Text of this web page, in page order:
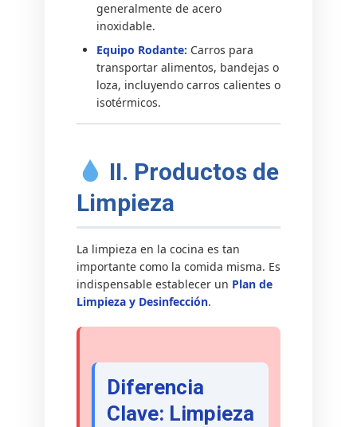
generalmente de acero
inoxidable.
Equipo Rodante: Carros para
transportar alimentos, bandejas o
loza, incluyendo carros calientes o
isotérmicos.
II. Productos de
Limpieza
La limpieza en la cocina es tan
importante como la comida misma. Es
indispensable establecer un Plan de
Limpieza y Desinfección.
Diferencia
Clave: Limpieza